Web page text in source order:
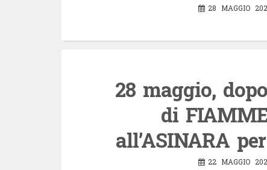
28 MAGGIO
28 maggio,
di
all’ASINARA
22 MAGGIO